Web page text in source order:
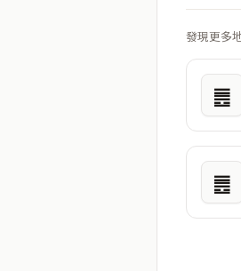
發現更多
䷌
䷌